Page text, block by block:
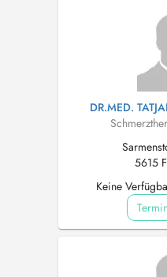
DR.MED.
5615
Keine